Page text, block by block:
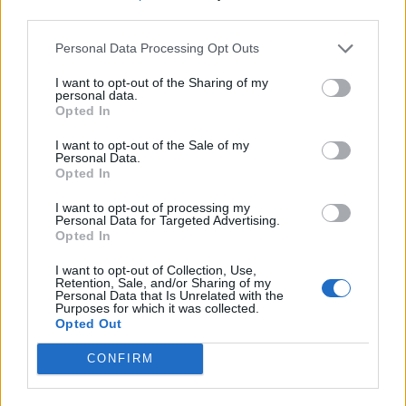
Personal Data Processing Opt Outs
I want to opt-out of the Sharing of my
personal data.
Opted In
I want to opt-out of the Sale of my
Personal Data.
Opted In
I want to opt-out of processing my
Personal Data for Targeted Advertising.
Opted In
I want to opt-out of Collection, Use,
Retention, Sale, and/or Sharing of my
Personal Data that Is Unrelated with the
Purposes for which it was collected.
Opted Out
CONFIRM
+ Edgar Oceransky
Añadir Letra
Biografía de Edgar Oceransky
Edgar Oceransky: Una voz poética en la música
latinoamericana
Ranking de Edgar Oceransky
Edgar Oceransky
más apoyados y visitados de esta semana.
¿Apoyar a Edgar Oceransky?